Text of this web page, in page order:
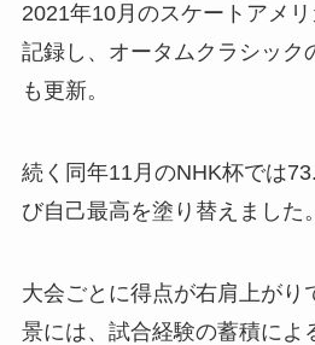
2021年10月のスケートアメ
記録し、オータムクラシック
も更新。
続く同年11月のNHK杯では
び自己最高を塗り替えました。
大会ごとに得点が右肩上がり
景には、試合経験の蓄積によ